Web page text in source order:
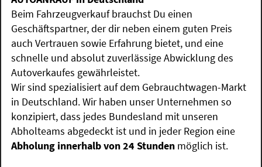
Beim Fahrzeugverkauf brauchst Du einen
Geschäftspartner, der dir neben einem guten Preis
auch Vertrauen sowie Erfahrung bietet, und eine
schnelle und absolut zuverlässige Abwicklung des
Autoverkaufes gewährleistet.
Wir sind spezialisiert auf dem Gebrauchtwagen-Markt
in Deutschland. Wir haben unser Unternehmen so
konzipiert, dass jedes Bundesland mit unseren
Abholteams abgedeckt ist und in jeder Region eine
Abholung innerhalb von 24 Stunden möglich ist.